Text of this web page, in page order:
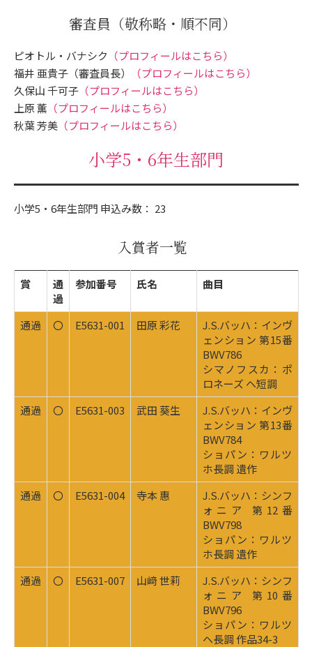
審査員 （敬称略・順不同）
ピオトル・バナシク （プロフィールはこちら）
福井 亜貴子（審査員長）
（プロフィールはこちら）
久保山 千可子（プロフィールはこちら）
上原 薫 （プロフィールはこちら）
秋葉 芳美（プロフィールはこちら）
小学5・6年生部門
小学5・6年生部門 申込み数： 23
入賞者一覧
賞
通
過
参加番号 氏名 曲目
通過 〇 E5631-001 田原 彩花
J.S.バッハ：インヴ
ェンション 第15番
BWV786
シマノフスカ：ポ
ロネーズ ヘ短調
通過
〇 E5631-003 武田 葵生
J.S.バッハ：インヴ
ェンション 第13番
BWV784
ショパン：ワルツ
ホ長調 遺作
通過
〇 E5631-004 寺本 惠
J.S.バッハ：シンフ
ォニア 第12番
BWV798
ショパン：ワルツ
ホ長調 遺作
通過
〇 E5631-007 山﨑 世莉
J.S.バッハ：シンフ
ォニア 第10番
BWV796
ショパン：ワルツ
ヘ長調 作品34-3